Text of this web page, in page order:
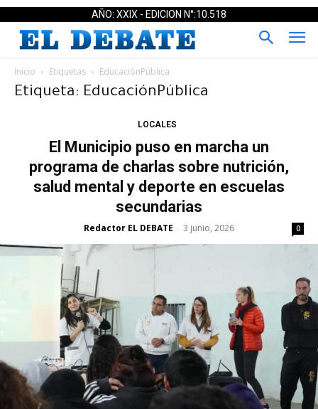
AÑO: XXIX - EDICION N°:10.518
Inicio Etiquetas EducaciónPública
Etiqueta: EducaciónPública
LOCALES
El Municipio puso en marcha un
programa de charlas sobre nutrición,
salud mental y deporte en escuelas
secundarias
Redactor EL DEBATE - 3 junio, 2026 0